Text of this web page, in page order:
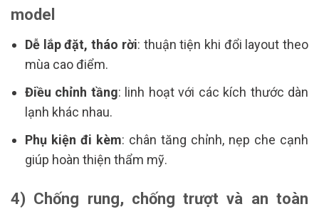
model
Dễ lắp đặt, tháo rời: thuận tiện khi đổi layout theo
mùa cao điểm.
Điều chỉnh tầng: linh hoạt với các kích thước dàn
lạnh khác nhau.
Phụ kiện đi kèm: chân tăng chỉnh, nẹp che cạnh
giúp hoàn thiện thẩm mỹ.
4) Chống rung, chống trượt và an toàn